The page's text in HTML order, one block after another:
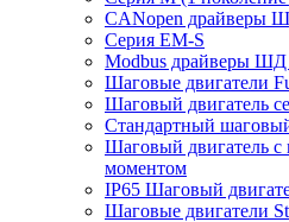
CANopen драйверы
Серия EM-S
Modbus драйверы ШД
Шаговые двигатели
Шаговый двигатель
Стандартный
Шаговый двигатель
моментом
IP65 Шаговый
Шаговые двигатели